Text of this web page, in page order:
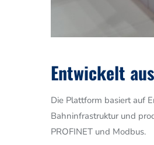
Entwickelt
Die Plattform basiert auf
Bahninfrastruktur und
PROFINET und Modbus.